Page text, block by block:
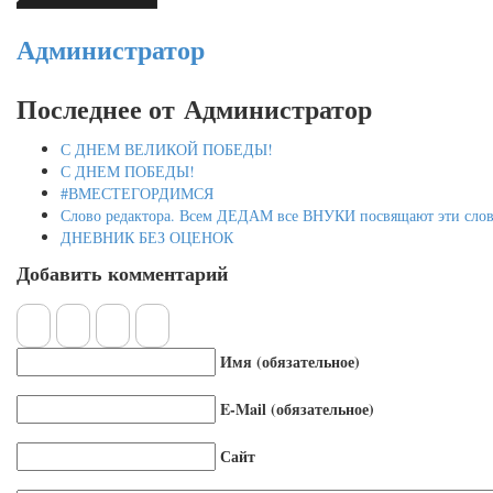
Администратор
Последнее от Администратор
С ДНЕМ ВЕЛИКОЙ ПОБЕДЫ!
С ДНЕМ ПОБЕДЫ!
#ВМЕСТЕГОРДИМСЯ
Слово редактора. Всем ДЕДАМ все ВНУКИ посвящают эти
ДНЕВНИК БЕЗ ОЦЕНОК
Добавить комментарий
Имя (обязательное)
E-Mail (обязательное)
Сайт